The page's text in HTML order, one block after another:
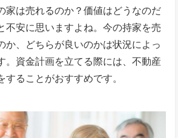
家は売れるのか？価値はどうなのだ
不安に思いますよね。今の持家を売
か、どちらが良いのかは状況によっ
。資金計画を立てる際には、不動産
することがおすすめです。